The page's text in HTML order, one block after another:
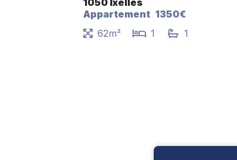
Appartement 1350€
62m²
1 1